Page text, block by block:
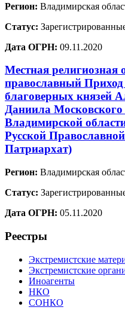
Регион: Владимирская
Статус:
Дата ОГРН: 09.11.2020
Местная религиозная
православный
благоверных князей
Даниила Московского
Владимирской
Русской
Патриархат)
Регион: Владимирская
Статус:
Дата ОГРН: 05.11.2020
Реестры
Экстремистские
Экстремистские
Иноагенты
НКО
СОНКО